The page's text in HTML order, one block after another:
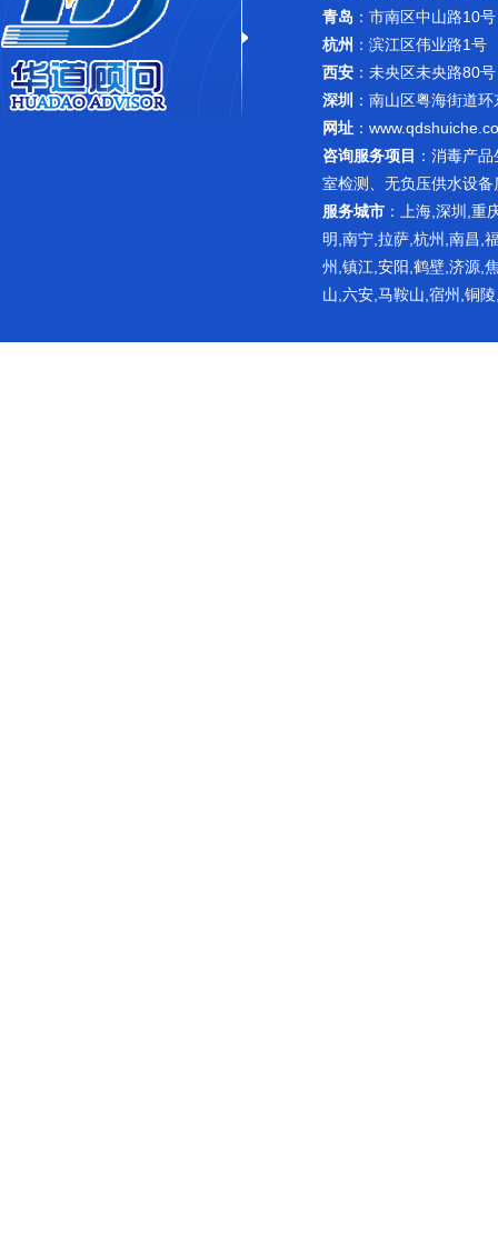
青岛 ：市南区中山
杭州 ：滨江区伟业
西安 ：未央区未央
深圳
：南山区粤海街道
网址 ：
咨询服务项目 ： 消毒产品
室检测
、无负压供水设
服务城市 ：上海,深圳,重
明,南宁,拉萨,杭州,南昌,
州,镇江,安阳,鹤壁,济源,
山,六安,马鞍山,宿州,铜